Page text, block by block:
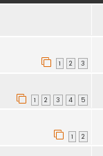
1 2 3
1 2 3 4 5
1 2